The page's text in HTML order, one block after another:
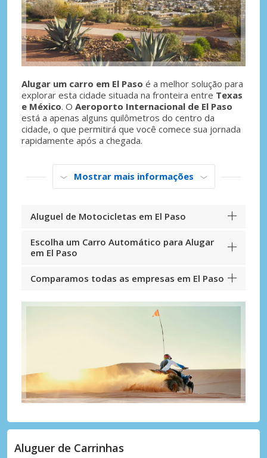
Alugar um carro em El Paso é a melhor solução para
explorar esta cidade situada na fronteira entre Texas
e México. O Aeroporto Internacional de El Paso
está a apenas alguns quilômetros do centro da
cidade, o que permitirá que você comece sua jornada
rapidamente após a chegada.
Mostrar mais informações
Aluguel de Motocicletas em El Paso
Escolha um Carro Automático para Alugar
em El Paso
Comparamos todas as empresas em El Paso
Aluguer de Carrinhas